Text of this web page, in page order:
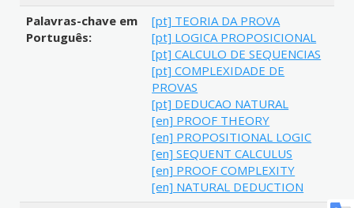
Palavras-chave em
Português:
[pt] TEORIA DA PROVA
[pt] LOGICA PROPOSICIONAL
[pt] CALCULO DE SEQUENCIAS
[pt] COMPLEXIDADE DE
PROVAS
[pt] DEDUCAO NATURAL
[en] PROOF THEORY
[en] PROPOSITIONAL LOGIC
[en] SEQUENT CALCULUS
[en] PROOF COMPLEXITY
[en] NATURAL DEDUCTION